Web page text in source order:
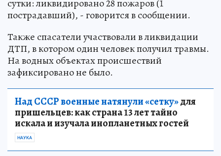
сутки: ликвидировано 28 пожаров (1
пострадавший), - говорится в сообщении.
Также спасатели участвовали в ликвидации
ДТП, в котором один человек получил травмы.
На водных объектах происшествий
зафиксировано не было.
Над СССР военные натянули «сетку»для
пришельцев: как страна 13 лет тайно
искала и изучала инопланетных гостей
НАУКА